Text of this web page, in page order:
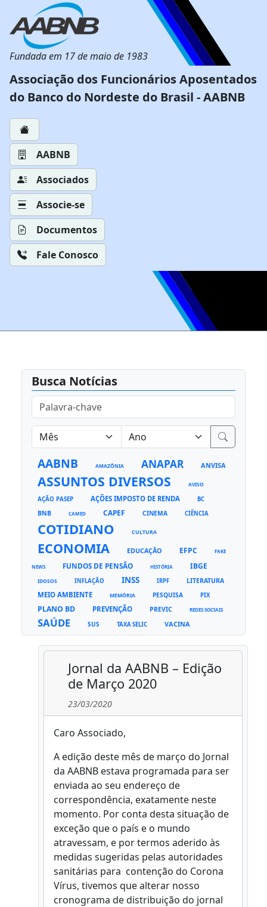
Fundada em 17 de maio de 1983
Associação dos Funcionários Aposentados
do Banco do Nordeste do Brasil - AABNB
AABNB
Associados
Associe-se
Documentos
Fale Conosco
Busca Notícias
AABNB AMAZÔNIA ANAPAR ANVISA
ASSUNTOS DIVERSOS AVISO
AÇÃO PASEP AÇÕES IMPOSTO DE RENDA BC
BNB CAMED CAPEF CINEMA CIÊNCIA
COTIDIANO CULTURA
ECONOMIA EDUCAÇÃO EFPC FAKE
NEWS FUNDOS DE PENSÃO HISTÓRIA IBGE
IDOSOS INFLAÇÃO INSS IRPF LITERATURA
MEIO AMBIENTE MEMÓRIA PESQUISA PIX
PLANO BD PREVENÇÃO PREVIC REDES SOCIAIS
SAÚDE SUS TAXA SELIC VACINA
Jornal da AABNB – Edição
de Março 2020
23/03/2020
Caro Associado,
A edição deste mês de março do Jornal
da AABNB estava programada para ser
enviada ao seu endereço de
correspondência, exatamente neste
momento. Por conta desta situação de
exceção que o país e o mundo
atravessam, e por termos aderido às
medidas sugeridas pelas autoridades
sanitárias para contenção do Corona
Vírus, tivemos que alterar nosso
cronograma de distribuição do jornal